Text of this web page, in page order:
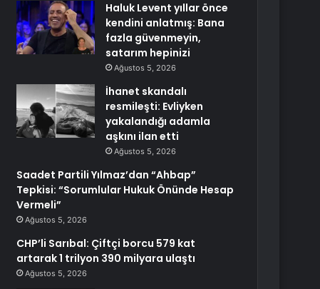
Haluk Levent yıllar önce
kendini anlatmış: Bana
fazla güvenmeyin,
satarım hepinizi
Ağustos 5, 2026
İhanet skandalı
resmileşti: Evliyken
yakalandığı adamla
aşkını ilan etti
Ağustos 5, 2026
Saadet Partili Yılmaz’dan “Ahbap”
Tepkisi: “Sorumlular Hukuk Önünde Hesap
Vermeli”
Ağustos 5, 2026
CHP’li Sarıbal: Çiftçi borcu 579 kat
artarak 1 trilyon 390 milyara ulaştı
Ağustos 5, 2026